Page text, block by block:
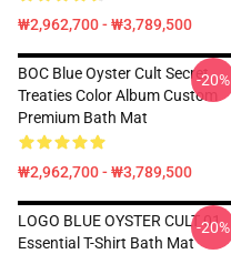
₩2,962,700 - ₩3,789,500
BOC Blue Oyster Cult Secret
Treaties Color Album Custom
Premium Bath Mat
₩2,962,700 - ₩3,789,500
-20%
LOGO BLUE OYSTER CULT 01
Essential T-Shirt Bath Mat
-20%